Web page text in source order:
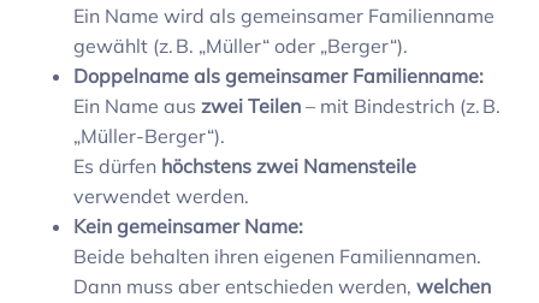
Ein Name wird als gemein­samer Fami­li­en­name
gewählt (z. B. „Müller“ oder „Berger“).
Doppel­name als gemein­samer Fami­li­en­name:
Ein Name aus zwei Teilen – mit Binde­strich (z. B.
„Müller-Berger“).
Es dürfen höchs­tens zwei Namens­teile
verwendet werden.
Kein gemein­samer Name:
Beide behalten ihren eigenen Fami­li­en­namen.
Dann muss aber entschieden werden, welchen